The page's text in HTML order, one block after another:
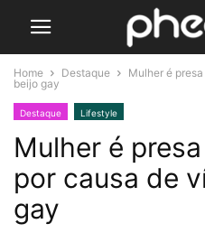
Home Destaque
Mulher é
beijo gay
Destaque Lifestyle
Mulher é
por causa de
gay